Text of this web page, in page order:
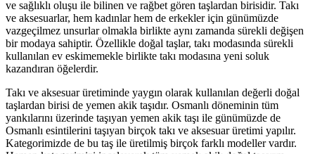
ve sağlıklı oluşu ile bilinen ve rağbet gören taşlardan birisidir. Takı
ve aksesuarlar, hem kadınlar hem de erkekler için günümüzde
vazgeçilmez unsurlar olmakla birlikte aynı zamanda sürekli değişen
bir modaya sahiptir. Özellikle doğal taşlar, takı modasında sürekli
kullanılan ev eskimemekle birlikte takı modasına yeni soluk
kazandıran öğelerdir.
Takı ve aksesuar üretiminde yaygın olarak kullanılan değerli doğal
taşlardan birisi de yemen akik taşıdır. Osmanlı döneminin tüm
yankılarını üzerinde taşıyan yemen akik taşı ile günümüzde de
Osmanlı esintilerini taşıyan birçok takı ve aksesuar üretimi yapılır.
Kategorimizde de bu taş ile üretilmiş birçok farklı modeller vardır.